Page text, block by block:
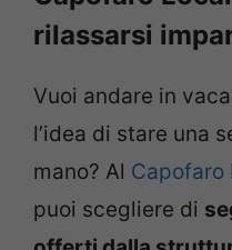
rilassarsi
Vuoi andare in
l’idea di stare una
mano? Al Capofaro
puoi scegliere di